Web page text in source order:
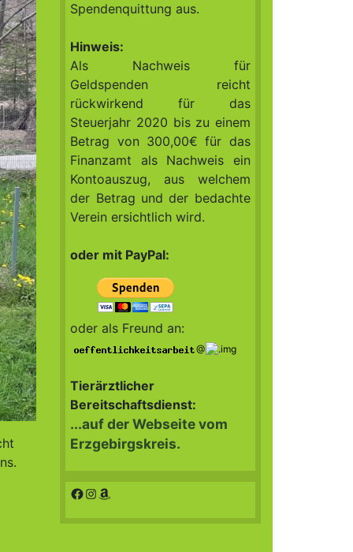
Spendenquittung aus.
Hinweis:
Als Nachweis für
Geldspenden reicht
rückwirkend für das
Steuerjahr 2020 bis zu einem
Betrag von 300,00€ für das
Finanzamt als Nachweis ein
Kontoauszug, aus welchem
der Betrag und der bedachte
Verein ersichtlich wird.
oder mit PayPal:
oder als Freund an:
@
Tierärztlicher
Bereitschaftsdienst:
...auf der Webseite vom
Erzgebirgskreis.
Facebook
Instagram
Amazon